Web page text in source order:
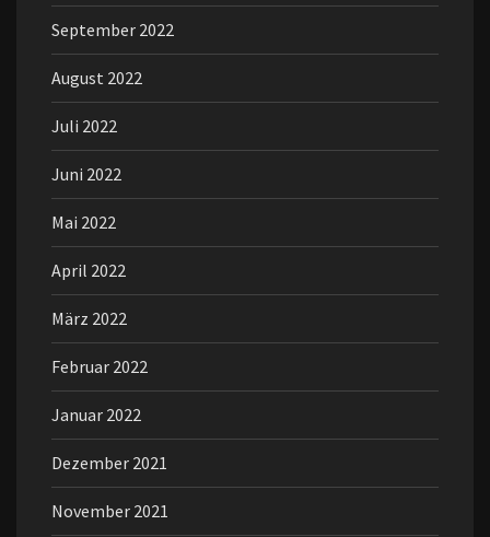
September 2022
August 2022
Juli 2022
Juni 2022
Mai 2022
April 2022
März 2022
Februar 2022
Januar 2022
Dezember 2021
November 2021